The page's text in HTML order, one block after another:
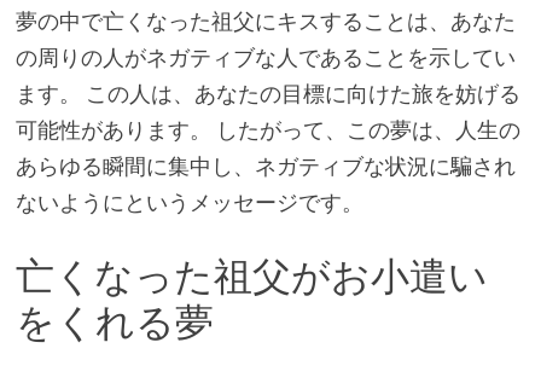
夢の中で亡くなった祖父にキスすることは、あなた
の周りの人がネガティブな人であることを示してい
ます。 この人は、あなたの目標に向けた旅を妨げる
可能性があります。 したがって、この夢は、人生の
あらゆる瞬間に集中し、ネガティブな状況に騙され
ないようにというメッセージです。
亡くなった祖父がお小遣い
をくれる夢